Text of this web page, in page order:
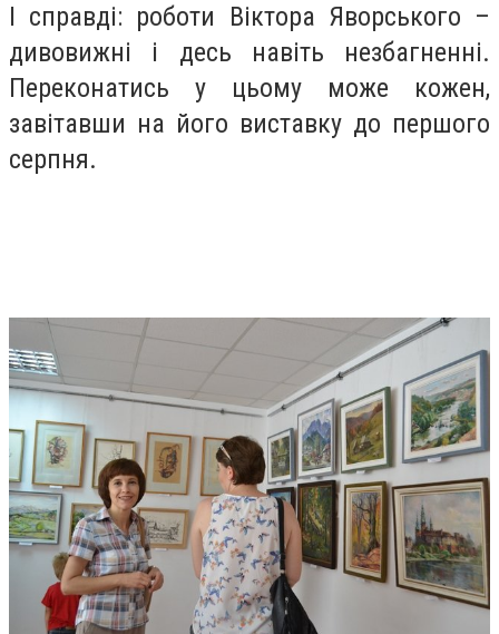
І справді: роботи Віктора Яворського –
дивовижні і десь навіть незбагненні.
Переконатись у цьому може кожен,
завітавши на його виставку до першого
серпня.